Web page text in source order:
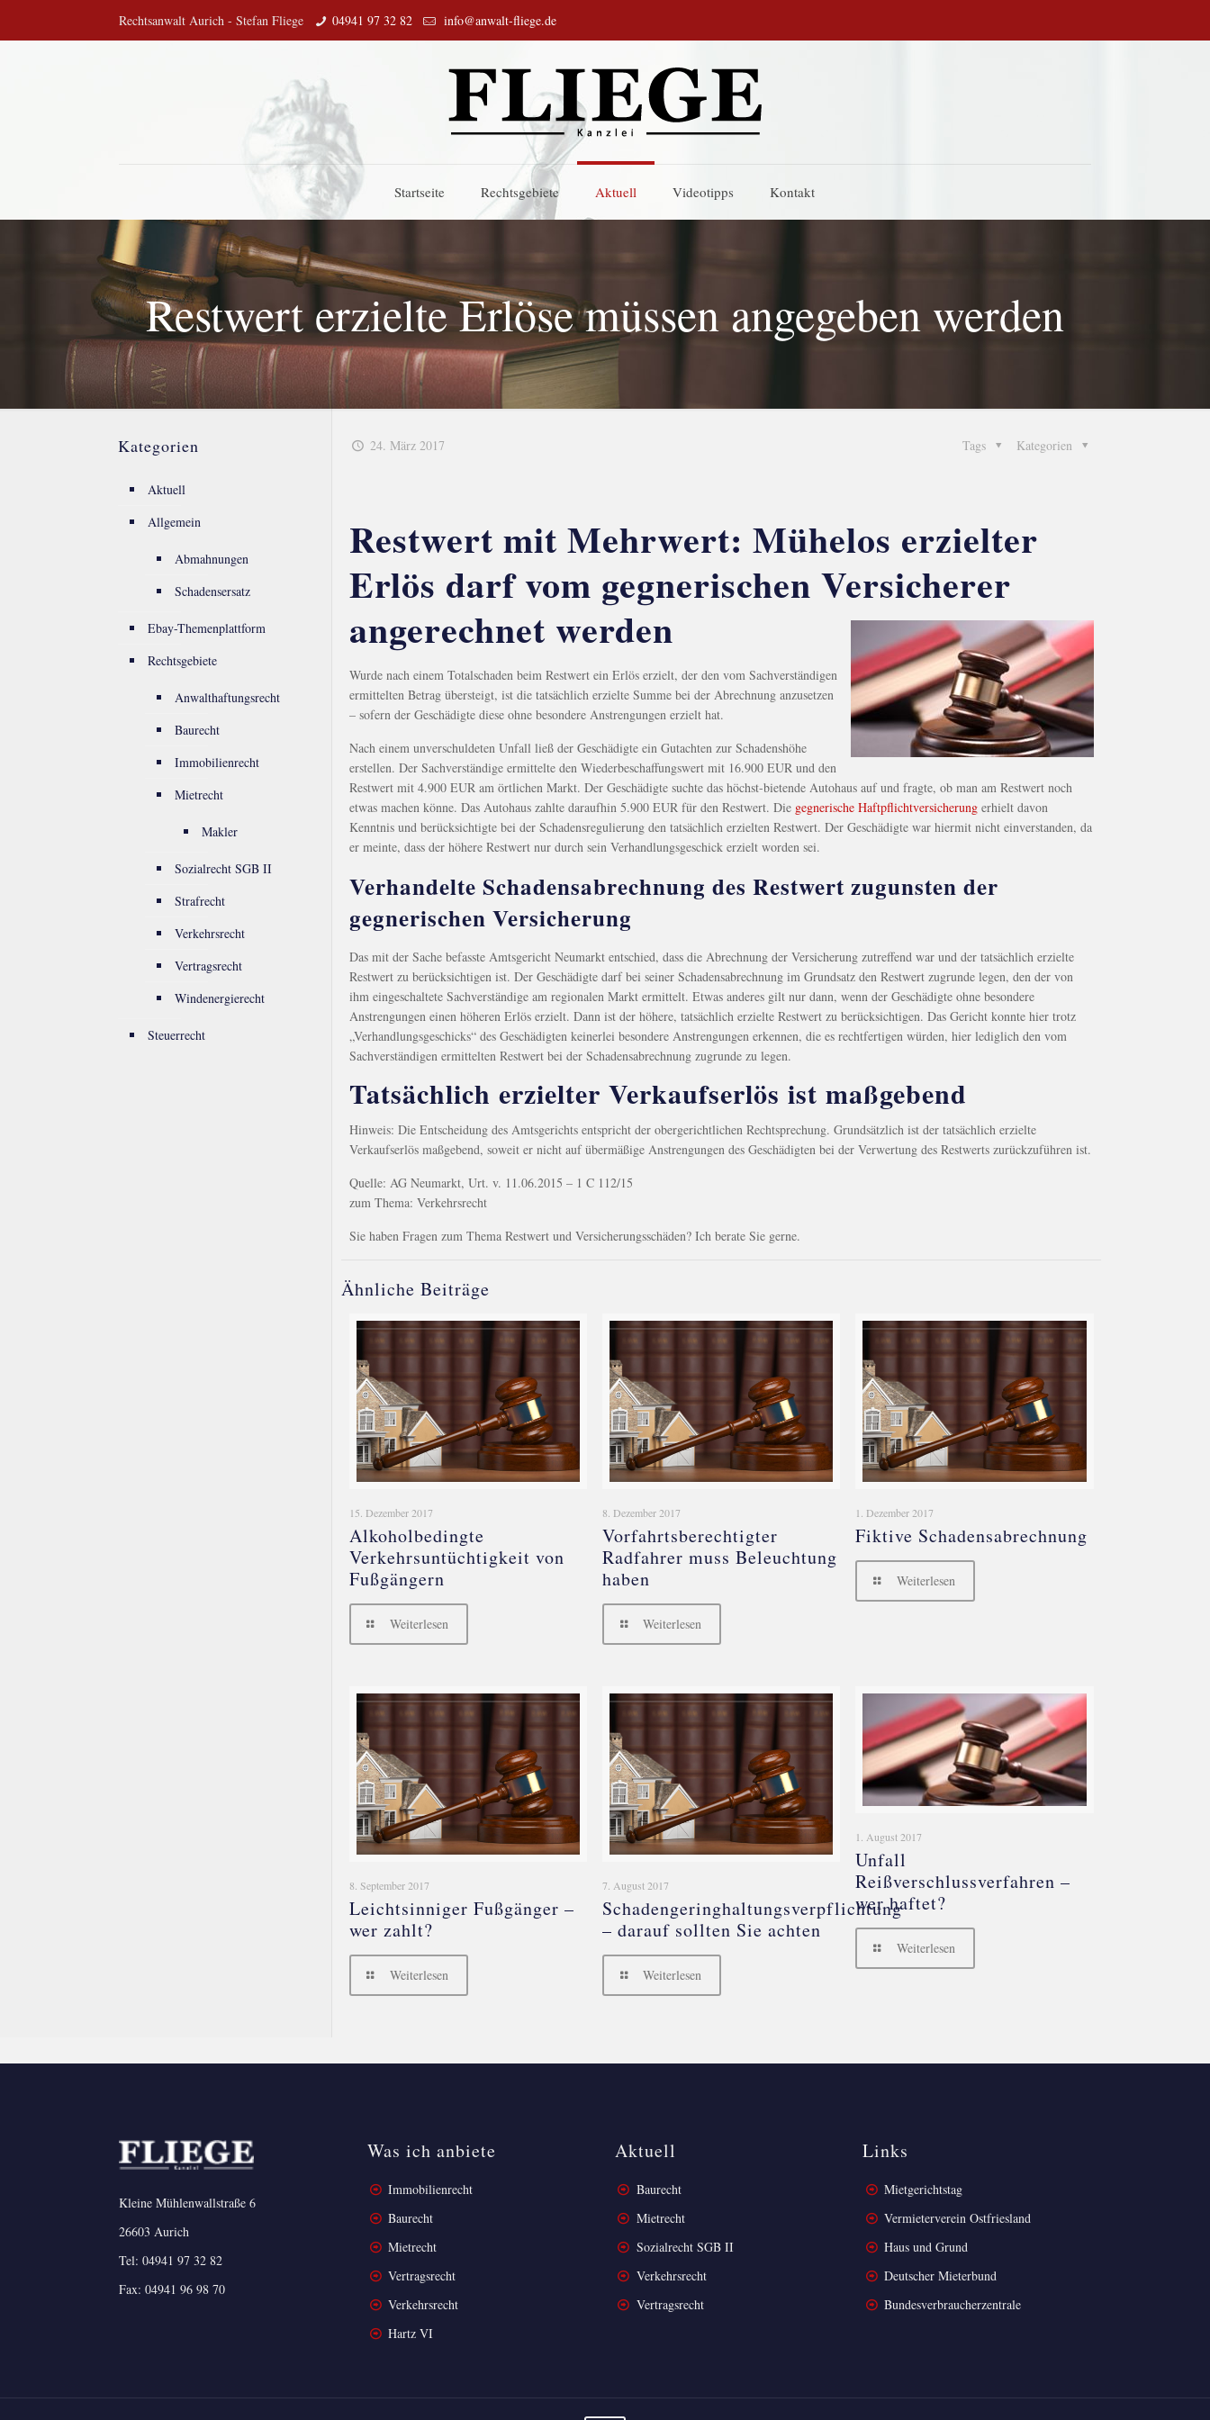
Rechtsanwalt Aurich - Stefan Fliege 04941 97 32 82 info@anwalt-fliege.de
Startseite Rechtsgebiete Aktuell Videotipps Kontakt
Restwert erzielte Erlöse müssen angegeben werden
24. März 2017 Kategorien
Tags
Restwert mit Mehrwert: Mühelos erzielter
Erlös darf vom gegnerischen Versicherer
angerechnet werden
Wurde nach einem Totalschaden beim Restwert ein Erlös erzielt, der den vom Sachverständigen
ermittelten Betrag übersteigt, ist die tatsächlich erzielte Summe bei der Abrechnung anzusetzen
– sofern der Geschädigte diese ohne besondere Anstrengungen erzielt hat.
Nach einem unverschuldeten Unfall ließ der Geschädigte ein Gutachten zur Schadenshöhe
erstellen. Der Sachverständige ermittelte den Wiederbeschaffungswert mit 16.900 EUR und den
Restwert mit 4.900 EUR am örtlichen Markt. Der Geschädigte suchte das höchst-bietende Autohaus auf und fragte, ob man am Restwert noch
etwas machen könne. Das Autohaus zahlte daraufhin 5.900 EUR für den Restwert. Die gegnerische Haftpflichtversicherungerhielt davon
Kenntnis und berücksichtigte bei der Schadensregulierung den tatsächlich erzielten Restwert. Der Geschädigte war hiermit nicht einverstanden, da
er meinte, dass der höhere Restwert nur durch sein Verhandlungsgeschick erzielt worden sei.
Verhandelte Schadensabrechnung des Restwert zugunsten der
gegnerischen Versicherung
Das mit der Sache befasste Amtsgericht Neumarkt entschied, dass die Abrechnung der Versicherung zutreffend war und der tatsächlich erzielte
Restwert zu berücksichtigen ist. Der Geschädigte darf bei seiner Schadensabrechnung im Grundsatz den Restwert zugrunde legen, den der von
ihm eingeschaltete Sachverständige am regionalen Markt ermittelt. Etwas anderes gilt nur dann, wenn der Geschädigte ohne besondere
Anstrengungen einen höheren Erlös erzielt. Dann ist der höhere, tatsächlich erzielte Restwert zu berücksichtigen. Das Gericht konnte hier trotz
„Verhandlungsgeschicks“ des Geschädigten keinerlei besondere Anstrengungen erkennen, die es rechtfertigen würden, hier lediglich den vom
Sachverständigen ermittelten Restwert bei der Schadensabrechnung zugrunde zu legen.
Tatsächlich erzielter Verkaufserlös ist maßgebend
Hinweis: Die Entscheidung des Amtsgerichts entspricht der obergerichtlichen Rechtsprechung. Grundsätzlich ist der tatsächlich erzielte
Verkaufserlös maßgebend, soweit er nicht auf übermäßige Anstrengungen des Geschädigten bei der Verwertung des Restwerts zurückzuführen ist.
Quelle: AG Neumarkt, Urt. v. 11.06.2015 – 1 C 112/15
zum Thema: Verkehrsrecht
Sie haben Fragen zum Thema Restwert und Versicherungsschäden? Ich berate Sie gerne.
Ähnliche Beiträge
15. Dezember 2017
Alkoholbedingte
Verkehrsuntüchtigkeit von
Fußgängern
Weiterlesen
8. Dezember 2017
Vorfahrtsberechtigter
Radfahrer muss Beleuchtung
haben
Weiterlesen
1. Dezember 2017
Fiktive Schadensabrechnung
Weiterlesen
8. September 2017
Leichtsinniger Fußgänger –
wer zahlt?
Weiterlesen
7. August 2017
Schadengeringhaltungsverpflichtung
– darauf sollten Sie achten
Weiterlesen
1. August 2017
Unfall
Reißverschlussverfahren –
wer haftet?
Weiterlesen
Kategorien
Aktuell
Allgemein
Abmahnungen
Schadensersatz
Ebay-Themenplattform
Rechtsgebiete
Anwalthaftungsrecht
Baurecht
Immobilienrecht
Mietrecht
Makler
Sozialrecht SGB II
Strafrecht
Verkehrsrecht
Vertragsrecht
Windenergierecht
Steuerrecht
Kleine Mühlenwallstraße 6
26603 Aurich
Tel:04941 97 32 82
Fax: 04941 96 98 70
Was ich anbiete
Immobilienrecht
Baurecht
Mietrecht
Vertragsrecht
Verkehrsrecht
Hartz VI
Aktuell
Baurecht
Mietrecht
Sozialrecht SGB II
Verkehrsrecht
Vertragsrecht
Links
Mietgerichtstag
Vermieterverein Ostfriesland
Haus und Grund
Deutscher Mieterbund
Bundesverbraucherzentrale